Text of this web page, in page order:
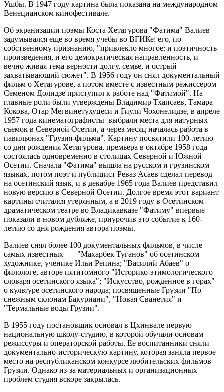
Ушбы. В 1947 году картина была показана на международном
Венецианском кинофестивале.
Об экранизации поэмы Коста Хетагурова "Фатима" Валиев
задумывался еще во время учебы во ВГИКе: его, по
собственному признанию, "привлекло многое: и поэтичность
произведения, и его демократическая направленность, и
вечно живая тема верности долгу, семье, и острый
захватывающий сюжет". В 1956 году он снял документальный
фильм о Хетагурове, а потом вместе с известным режиссером
Семеном Долидзе приступил к работе над "Фатимой". На
главные роли были утверждены Владимир Тхапсаев, Тамара
Кокова, Отар Мегвинетухуцеси и Гиули Чохонелидзе, в апреле
1957 года кинематографисты выбрали места для натурных
съемок в Северной Осетии, а через месяц началась работа в
павильонах "Грузия-фильма". Картину посвятили 100-летию
со дня рождения Хетагурова, премьера в октябре 1958 года
состоялась одновременно в столицах Северной и Южной
Осетии. Сначала "Фатима" вышла на русском и грузинском
языках, потом поэт и публицист Реваз Асаев сделал перевод
на осетинский язык, и в декабре 1965 года Валиев представил
новую версию в Северной Осетии. Долгое время этот вариант
картины считался утерянным, а в 2019 году в Осетинском
драматическом театре во Владикавказе "Фатиму" впервые
показали в новом дубляже, приурочив это событие к 160-
летию со дня рождения автора поэмы.
Валиев снял более 100 документальных фильмов, в числе
самых известных — "Махарбек Туганов" об осетинском
художнике, ученике Ильи Репина; "Василий Абаев" о
филологе, авторе пятитомного "Историко-этимологического
словаря осетинского языка"; "Искусство, рожденное в горах"
о культуре осетинского народа; посвященные Грузии "По
снежным склонам Бакуриани", "Новая Сванетия" и
"Термальные воды Грузии".
В 1955 году постановщик основал в Цхинвале первую
национальную школу-студию, в которой обучали основам
режиссуры и операторской работы. Ее воспитанники сняли
документально-историческую картину, которая заняла первое
место на республиканском конкурсе любительских фильмов
Грузии. Однако из-за материальных и организационных
проблем студия вскоре закрылась.